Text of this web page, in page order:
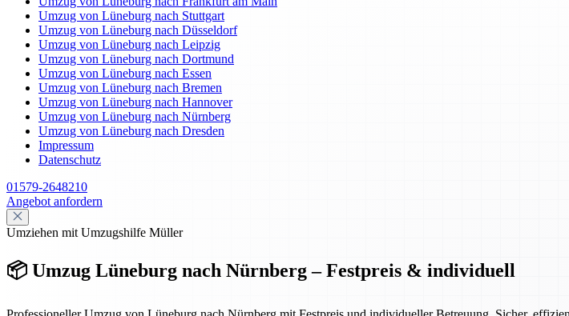
Umzug von Lüneburg nach Stuttgart
Umzug von Lüneburg nach Düsseldorf
Umzug von Lüneburg nach Leipzig
Umzug von Lüneburg nach Dortmund
Umzug von Lüneburg nach Essen
Umzug von Lüneburg nach Bremen
Umzug von Lüneburg nach Hannover
Umzug von Lüneburg nach Nürnberg
Umzug von Lüneburg nach Dresden
Impressum
Datenschutz
01579-2648210
Angebot anfordern
Umziehen mit Umzugshilfe Müller
📦 Umzug Lüneburg nach Nürnberg – Festpreis & individuell